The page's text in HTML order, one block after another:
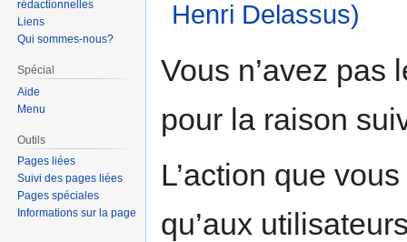
Henri Delassus)
à
navigation
à
recherche
Vous n’avez pas
pour la raison
L’action que
qu’aux
rédactionnelles
Liens
Qui sommes-nous?
Spécial
Aide
Menu
Outils
Pages liées
Suivi des pages liées
Pages spéciales
Informations sur la page